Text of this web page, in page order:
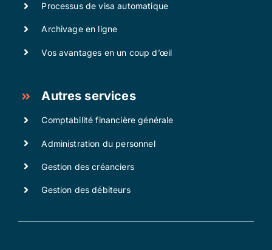
Processus de visa automatique
Archivage en ligne
Vos avantages en un coup d’œil
Autres services
Comptabilité financière générale
Administration du personnel
Gestion des créanciers
Gestion des débiteurs